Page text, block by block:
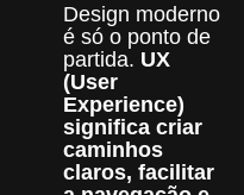
Design moderno
é só o ponto de
partida. UX
(User
Experience)
significa criar
caminhos
claros, facilitar